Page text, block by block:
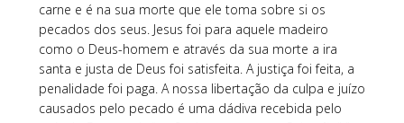
carne e é na sua morte que ele toma sobre si os
pecados dos seus. Jesus foi para aquele madeiro
como o Deus-homem e através da sua morte a ira
santa e justa de Deus foi satisfeita. A justiça foi feita, a
penalidade foi paga. A nossa libertação da culpa e juízo
causados pelo pecado é uma dádiva recebida pelo